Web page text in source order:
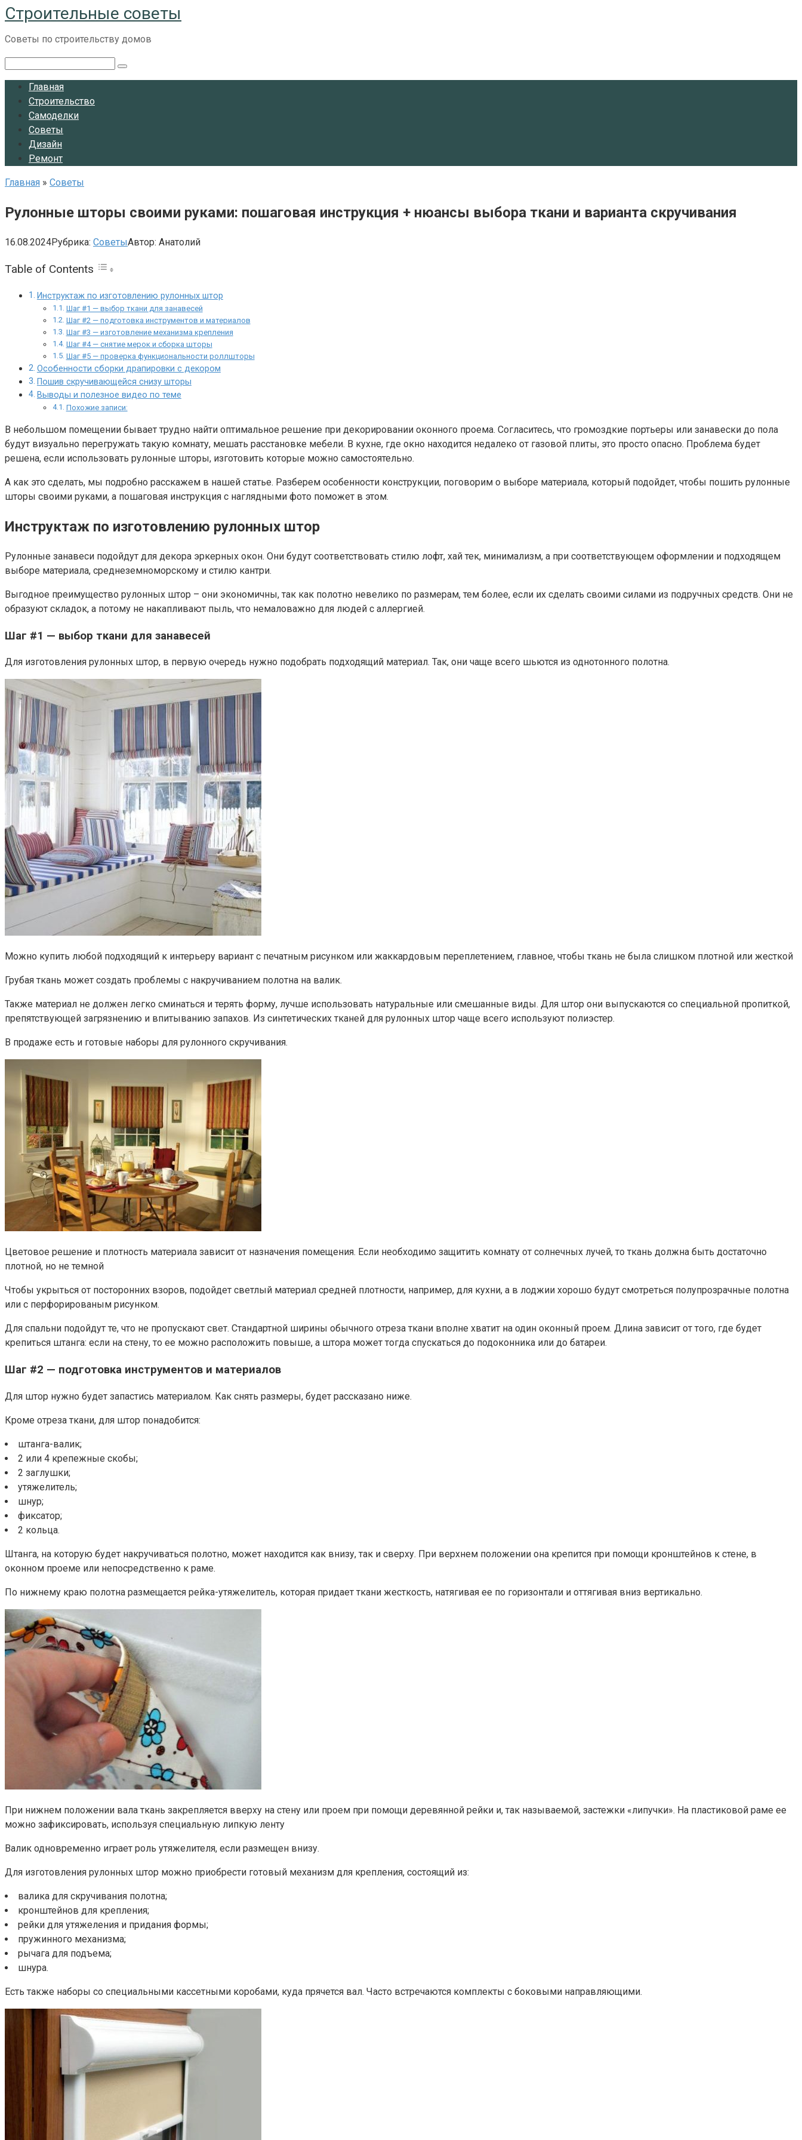
Перейти
к
контенту
Строительные советы
Советы по строительству домов
Главная
Строительство
Самоделки
Советы
Дизайн
Ремонт
Главная » Советы
Рулонные шторы своими руками: пошаговая инструкция + нюансы выбора ткани и варианта скручивания
16.08.2024Рубрика: СоветыАвтор: Анатолий
Table of Contents
Инструктаж по изготовлению рулонных штор
Шаг #1 — выбор ткани для занавесей
Шаг #2 — подготовка инструментов и материалов
Шаг #3 — изготовление механизма крепления
Шаг #4 — снятие мерок и сборка шторы
Шаг #5 — проверка функциональности роллшторы
Особенности сборки драпировки с декором
Пошив скручивающейся снизу шторы
Выводы и полезное видео по теме
Похожие записи:
В небольшом помещении бывает трудно найти оптимальное решение при декорировании оконного проема. Согласитесь, что громоздкие портьеры или занавески до пола
будут визуально перегружать такую комнату, мешать расстановке мебели. В кухне, где окно находится недалеко от газовой плиты, это просто опасно. Проблема будет
решена, если использовать рулонные шторы, изготовить которые можно самостоятельно.
А как это сделать, мы подробно расскажем в нашей статье. Разберем особенности конструкции, поговорим о выборе материала, который подойдет, чтобы пошить рулонные
шторы своими руками, а пошаговая инструкция с наглядными фото поможет в этом.
Инструктаж по изготовлению рулонных штор
Рулонные занавеси подойдут для декора эркерных окон. Они будут соответствовать стилю лофт, хай тек, минимализм, а при соответствующем оформлении и подходящем
выборе материала, среднеземноморскому и стилю кантри.
Выгодное преимущество рулонных штор – они экономичны, так как полотно невелико по размерам, тем более, если их сделать своими силами из подручных средств. Они не
образуют складок, а потому не накапливают пыль, что немаловажно для людей с аллергией.
Шаг #1 — выбор ткани для занавесей
Для изготовления рулонных штор, в первую очередь нужно подобрать подходящий материал. Так, они чаще всего шьются из однотонного полотна.
Можно купить любой подходящий к интерьеру вариант с печатным рисунком или жаккардовым переплетением, главное, чтобы ткань не была слишком плотной или жесткой
Грубая ткань может создать проблемы с накручиванием полотна на валик.
Также материал не должен легко сминаться и терять форму, лучше использовать натуральные или смешанные виды. Для штор они выпускаются со специальной пропиткой,
препятствующей загрязнению и впитыванию запахов. Из синтетических тканей для рулонных штор чаще всего используют полиэстер.
В продаже есть и готовые наборы для рулонного скручивания.
Цветовое решение и плотность материала зависит от назначения помещения. Если необходимо защитить комнату от солнечных лучей, то ткань должна быть достаточно
плотной, но не темной
Чтобы укрыться от посторонних взоров, подойдет светлый материал средней плотности, например, для кухни, а в лоджии хорошо будут смотреться полупрозрачные полотна
или с перфорированым рисунком.
Для спальни подойдут те, что не пропускают свет. Стандартной ширины обычного отреза ткани вполне хватит на один оконный проем. Длина зависит от того, где будет
крепиться штанга: если на стену, то ее можно расположить повыше, а штора может тогда спускаться до подоконника или до батареи.
Шаг #2 — подготовка инструментов и материалов
Для штор нужно будет запастись материалом. Как снять размеры, будет рассказано ниже.
Кроме отреза ткани, для штор понадобится:
штанга-валик;
2 или 4 крепежные скобы;
2 заглушки;
утяжелитель;
шнур;
фиксатор;
2 кольца.
Штанга, на которую будет накручиваться полотно, может находится как внизу, так и сверху. При верхнем положении она крепится при помощи кронштейнов к стене, в
оконном проеме или непосредственно к раме.
По нижнему краю полотна размещается рейка-утяжелитель, которая придает ткани жесткость, натягивая ее по горизонтали и оттягивая вниз вертикально.
При нижнем положении вала ткань закрепляется вверху на стену или проем при помощи деревянной рейки и, так называемой, застежки «липучки». На пластиковой раме ее
можно зафиксировать, используя специальную липкую ленту
Валик одновременно играет роль утяжелителя, если размещен внизу.
Для изготовления рулонных штор можно приобрести готовый механизм для крепления, состоящий из:
валика для скручивания полотна;
кронштейнов для крепления;
рейки для утяжеления и придания формы;
пружинного механизма;
рычага для подъема;
шнура.
Есть также наборы со специальными кассетными коробами, куда прячется вал. Часто встречаются комплекты с боковыми направляющими.